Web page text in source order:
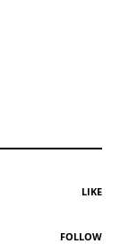
LIKE
FOLLOW